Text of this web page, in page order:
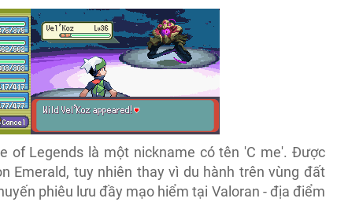
of Legends là một nickname có tên 'C me'. Được
Emerald, tuy nhiên thay vì du hành trên vùng đất
phiêu lưu đầy mạo hiểm tại Valoran - địa điểm